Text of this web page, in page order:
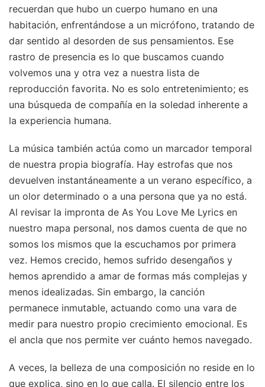
recuerdan que hubo un cuerpo humano en una
habitación, enfrentándose a un micrófono, tratando de
dar sentido al desorden de sus pensamientos. Ese
rastro de presencia es lo que buscamos cuando
volvemos una y otra vez a nuestra lista de
reproducción favorita. No es solo entretenimiento; es
una búsqueda de compañía en la soledad inherente a
la experiencia humana.
La música también actúa como un marcador temporal
de nuestra propia biografía. Hay estrofas que nos
devuelven instantáneamente a un verano específico, a
un olor determinado o a una persona que ya no está.
Al revisar la impronta de As You Love Me Lyrics en
nuestro mapa personal, nos damos cuenta de que no
somos los mismos que la escuchamos por primera
vez. Hemos crecido, hemos sufrido desengaños y
hemos aprendido a amar de formas más complejas y
menos idealizadas. Sin embargo, la canción
permanece inmutable, actuando como una vara de
medir para nuestro propio crecimiento emocional. Es
el ancla que nos permite ver cuánto hemos navegado.
A veces, la belleza de una composición no reside en lo
que explica, sino en lo que calla. El silencio entre los